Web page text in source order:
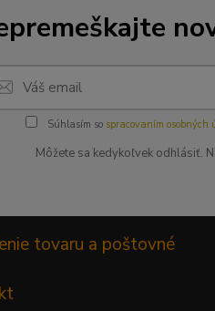
Súhlasím so spracovaním osobných
Môžete sa kedykoľvek odhlásiť.
tovaru a poštovné